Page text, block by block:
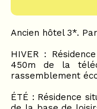
Ancien hôtel 3*.
HIVER :
450m de la
rassemblement
ÉTÉ : Résidence